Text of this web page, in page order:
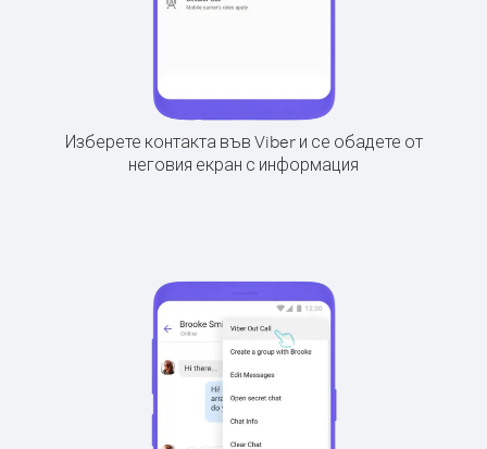
Изберете контакта във Viber и се обадете от
неговия екран с информация